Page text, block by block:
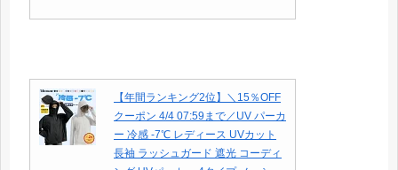
【年間ランキング2位】＼15％OFF
クーポン 4/4 07:59まで／UV パーカ
ー 冷感 -7℃ レディース UVカット
長袖 ラッシュガード 遮光 コーディ